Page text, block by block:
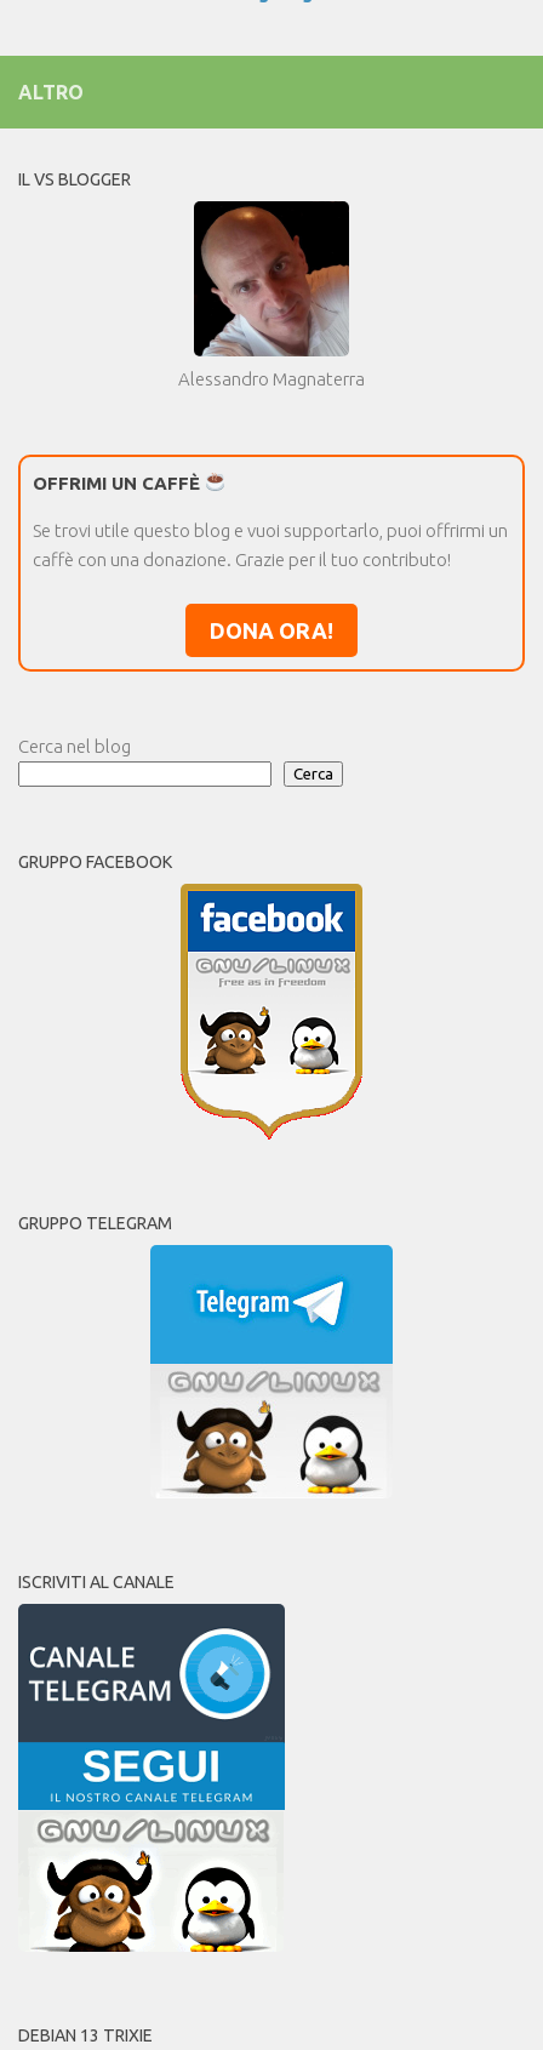
ALTRO
IL VS BLOGGER
Alessandro Magnaterra
OFFRIMI UN CAFFÈ
Se trovi utile questo blog e vuoi supportarlo, puoi offrirmi un
caffè con una donazione. Grazie per il tuo contributo!
DONA ORA!
Cerca nel blog
Cerca
GRUPPO FACEBOOK
GRUPPO TELEGRAM
ISCRIVITI AL CANALE
DEBIAN 13 TRIXIE